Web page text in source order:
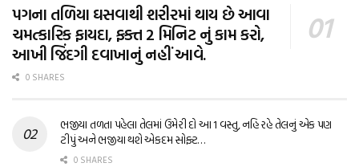
પગના તળિયા ઘસવાથી શરીરમાં થાય છે આવા
ચમત્કારિક ફાયદા, ફક્ત 2 મિનિટ નું કામ કરો,
આખી જિંદગી દવાખાનું નહીં આવે.
0 SHARES
ભજીયા તળતા પહેલા તેલમાં ઉમેરી દો આ 1 વસ્તુ, નહિ રહે તેલનું એક પણ
ટીપું અને ભજીયા થશે એકદમ સોફ્ટ…
0 SHARES